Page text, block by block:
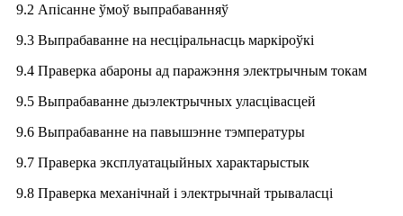
9.2 Апісанне ўмоў выпрабаванняў
9.3 Выпрабаванне на несціральнасць маркіроўкі
9.4 Праверка абароны ад паражэння электрычным токам
9.5 Выпрабаванне дыэлектрычных уласцівасцей
9.6 Выпрабаванне на павышэнне тэмпературы
9.7 Праверка эксплуатацыйных характарыстык
9.8 Праверка механічнай і электрычнай трываласці